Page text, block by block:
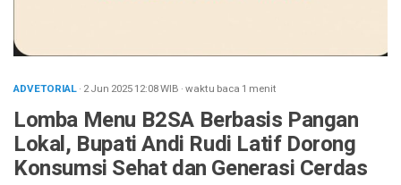
ADVETORIAL· 2 Jun 202512:08WIB ·waktu baca 1 menit
Lomba Menu B2SA Berbasis Pangan
Lokal, Bupati Andi Rudi Latif Dorong
Konsumsi Sehat dan Generasi Cerdas